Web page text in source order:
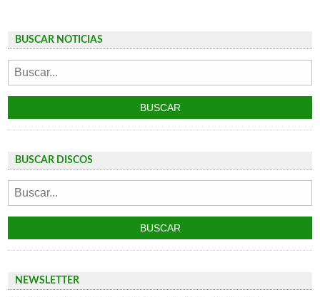
BUSCAR NOTICIAS
BUSCAR DISCOS
NEWSLETTER